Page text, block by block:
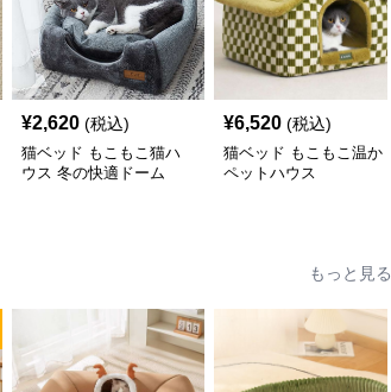
¥2,620 (税込)
猫ベッド もこもこ猫ハ
ウス 冬の快適ドーム
¥6,520 (税込)
猫ベッド もこもこ温か
ペットハウス
もっと見る